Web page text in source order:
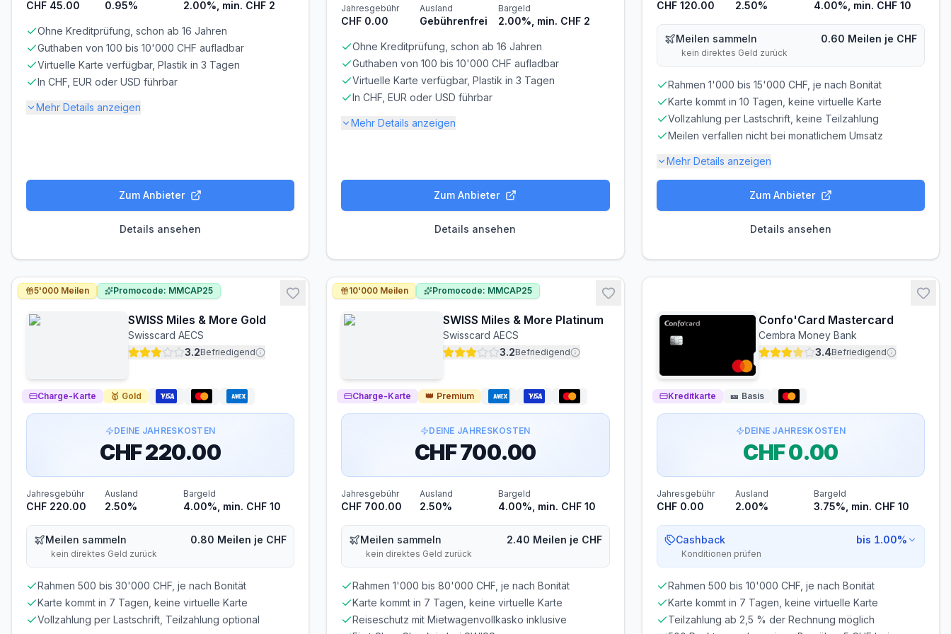
Nicht erforderlich Nicht erforderlich
Abrechnung & Zahlung
Manuelle Überweisung
Sie müssen den Rechnungsbetrag selbst überweisen.
Beachten Sie die Zahlungsfrist!
Frist beachten! Bei verspäteter Zahlung fallen
Nicht erforderlich Nicht erforderlich
Manuelle Überweisung
Sie müssen den Rechnungsbetrag selbst überweisen.
Beachten Sie die Zahlungsfrist!
Verzugszinsen an.
CHF 45.00 0.95% 2.00%, min. CHF 2
Ohne Kreditprüfung, schon ab 16 Jahren
Guthaben von 100 bis 10'000 CHF aufladbar
Virtuelle Karte verfügbar, Plastik in 3 Tagen
In CHF, EUR oder USD führbar
Mehr Details anzeigen
Kostenlos CHF 20.00
Voraussetzungen
MINDESTEINKOMMEN
Nicht erforderlich Nicht erforderlich
Zum Anbieter
Details ansehen
Jahresgebühr
CHF 0.00
Ausland
Gebührenfrei
Bargeld
2.00%, min. CHF 2
Ohne Kreditprüfung, schon ab 16 Jahren
Guthaben von 100 bis 10'000 CHF aufladbar
Virtuelle Karte verfügbar, Plastik in 3 Tagen
In CHF, EUR oder USD führbar
Mehr Details anzeigen
PARTNERKARTE ERSATZKARTE
Kostenlos
ab 16 Jahren ab CHF 0.00/Monat
BONITÄTSPRÜFUNG
Nicht erforderlich
GIROKONTO
Nicht erforderlich
Zum Anbieter
Details ansehen
CHF 120.00 2.50% 4.00%, min. CHF 10
Meilen sammeln
kein direktes Geld zurück
0.60 Meilen je CHF
Rahmen 1'000 bis 15'000 CHF, je nach Bonität
Karte kommt in 10 Tagen, keine virtuelle Karte
Vollzahlung per Lastschrift, keine Teilzahlung
Meilen verfallen nicht bei monatlichem Umsatz
Mehr Details anzeigen
CHF 25.00
60 CHF im ersten Jahr (halbe Jahresgebühr)
ZINSFREIE ZEIT
30 Tage
KURSQUELLE
angezeigte Fremdwährungsgebühr.
MINDESTALTER MINDESTEINKOMMEN
BONITÄTSPRÜFUNG
Nicht erforderlich
GIROKONTO
Abrechnung & Zahlung
Automatischer Einzug
Zum Anbieter
Details ansehen
SWISS Miles & More Gold
Swisscard AECS
3.2Befriedigend
Charge-Karte 🥇 Gold
5'000 Meilen Promocode: MMCAP25
DEINE JAHRESKOSTEN
CHF 220.00
Jahresgebühr
CHF 220.00
Ausland
2.50%
Bargeld
4.00%, min. CHF 10
Meilen sammeln
kein direktes Geld zurück
0.80 Meilen je CHF
Rahmen 500 bis 30'000 CHF, je nach Bonität
Karte kommt in 7 Tagen, keine virtuelle Karte
Vollzahlung per Lastschrift, Teilzahlung optional
SWISS Miles & More Platinum
Swisscard AECS
3.2Befriedigend
Charge-Karte 👑 Premium
10'000 Meilen Promocode: MMCAP25
DEINE JAHRESKOSTEN
CHF 700.00
Jahresgebühr
CHF 700.00
Ausland
2.50%
Bargeld
4.00%, min. CHF 10
Meilen sammeln
kein direktes Geld zurück
2.40 Meilen je CHF
Rahmen 1'000 bis 80'000 CHF, je nach Bonität
Karte kommt in 7 Tagen, keine virtuelle Karte
Reiseschutz mit Mietwagenvollkasko inklusive
Confo'Card Mastercard
Cembra Money Bank
3.4Befriedigend
Kreditkarte 🎫 Basis
DEINE JAHRESKOSTEN
CHF 0.00
Jahresgebühr
CHF 0.00
Ausland
2.00%
Bargeld
3.75%, min. CHF 10
Cashback
Konditionen prüfen
bis 1.00%
Rahmen 500 bis 10'000 CHF, je nach Bonität
Karte kommt in 7 Tagen, keine virtuelle Karte
Teilzahlung ab 2,5 % der Rechnung möglich